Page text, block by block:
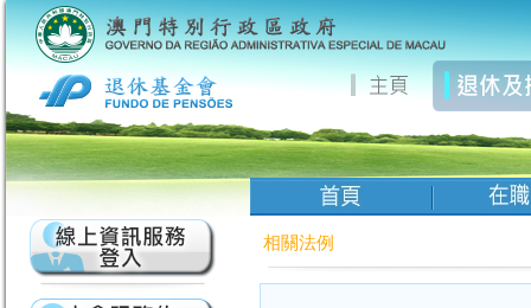
相關法例